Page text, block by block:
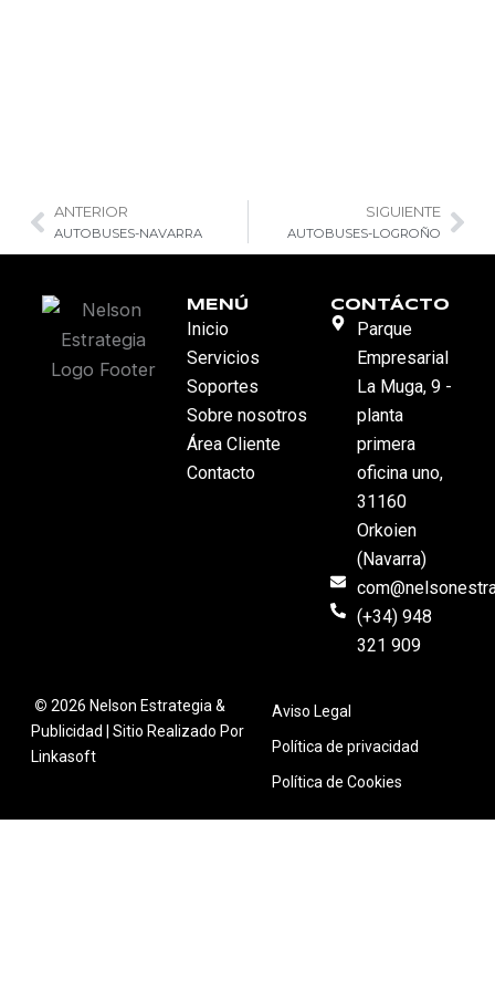
Prev
ANTERIOR
AUTOBUSES-NAVARRA
SIGUIENTE
AUTOBUSES-LOGROÑO
MENÚ
Inicio
Servicios
Soportes
Sobre nosotros
Área Cliente
Contacto
CONTÁCTO
Parque
Empresarial
La Muga, 9 -
planta
primera
oficina uno,
31160
Orkoien
(Navarra)
(+34) 948
321 909
© 2026 Nelson Estrategia &
Publicidad | Sitio Realizado Por
Linkasoft
Aviso Legal
Política de privacidad
Política de Cookies